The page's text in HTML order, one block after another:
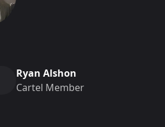
Ryan Alshon
Cartel Member